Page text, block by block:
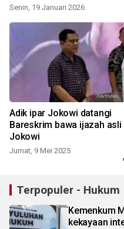
Senin, 19 Januari 2026
Adik ipar Jokowi datangi
Bareskrim bawa ijazah asli
Jokowi
Jumat, 9 Mei 2025
Terpopuler - Hukum
Kemenkum
kekayaan